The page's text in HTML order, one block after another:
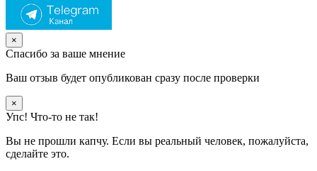
×
Спасибо за ваше мнение
Ваш отзыв будет опубликован сразу после проверки
×
Упс! Что-то не так!
Вы не прошли капчу. Если вы реальный человек, пожалуйста,
сделайте это.